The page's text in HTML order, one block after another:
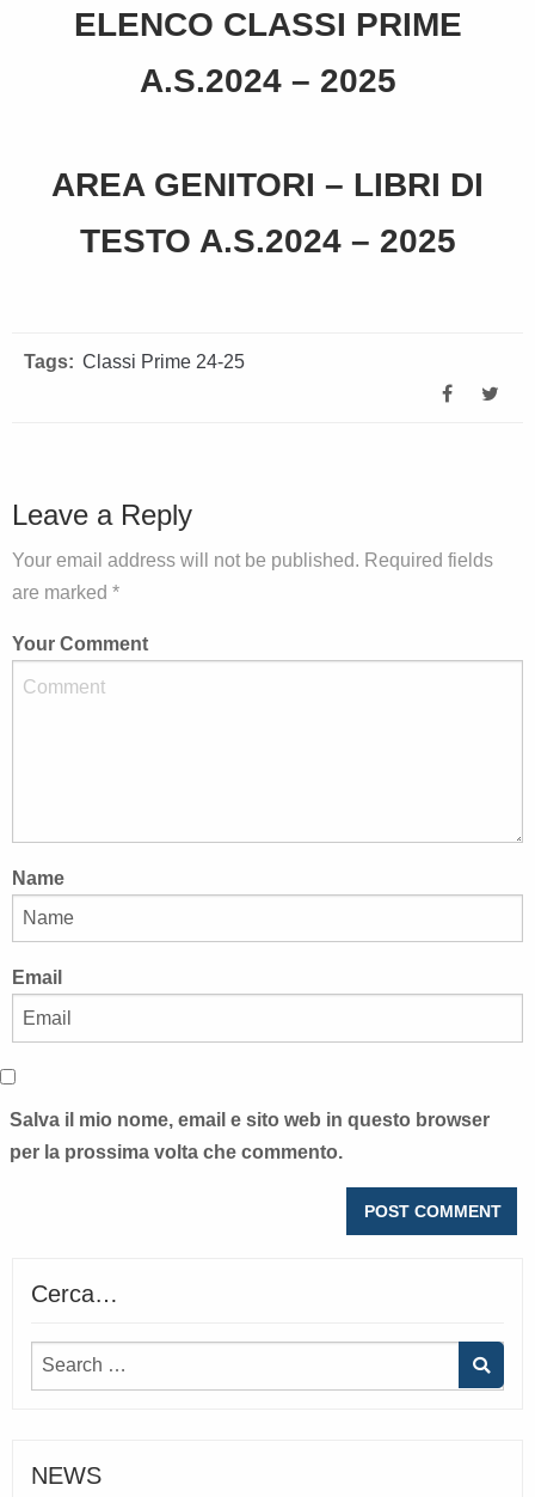
ELENCO CLASSI PRIME
A.S.2024 – 2025
AREA GENITORI – LIBRI DI
TESTO A.S.2024 – 2025
Tags: Classi Prime 24-25
Leave a Reply
Your email address will not be published. Required fields
are marked *
Your Comment
Name
Email
Salva il mio nome, email e sito web in questo browser
per la prossima volta che commento.
Cerca…
NEWS